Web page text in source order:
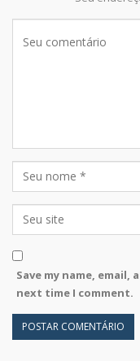
Save my name,
next time I comment.